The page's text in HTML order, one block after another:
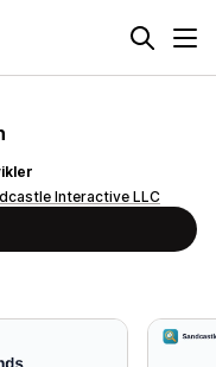
Interactive LLC